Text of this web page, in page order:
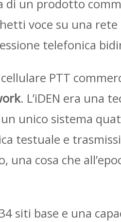
di un prodotto
voce su una
telefonica
PTT
. L’iDEN era una
unico sistema
testuale e
cosa che
siti base e una